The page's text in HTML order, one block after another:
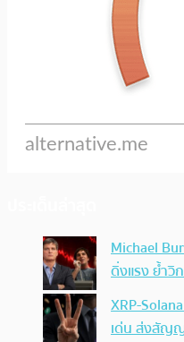
Michael
ดิ่งแรง ย้ำวิ
XRP-
เด่น ส่งสัญ